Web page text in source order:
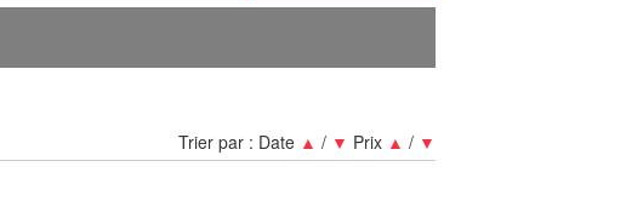
Trier par : Date ▲ / ▼ Prix ▲ / ▼